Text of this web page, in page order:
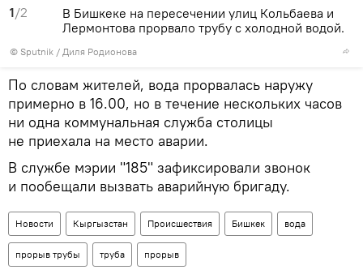
1/2
© Sputnik / Диля Родионова
В Бишкеке на пересечении улиц Кольбаева и
Лермонтова прорвало трубу с холодной водой.
По словам жителей, вода прорвалась наружу
примерно в 16.00, но в течение нескольких часов
ни одна коммунальная служба столицы
не приехала на место аварии.
В службе мэрии "185" зафиксировали звонок
и пообещали вызвать аварийную бригаду.
Новости Кыргызстан Происшествия Бишкек вода
прорыв трубы труба прорыв